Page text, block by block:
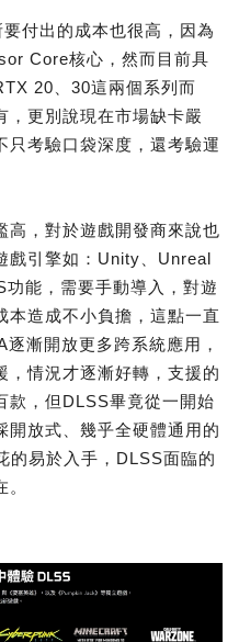
付出的成本也很高，因為
Core核心，然而目前具
20、30這兩個系列而
，更別說現在市場缺卡嚴
只考驗口袋深度，還考驗運
高，對於遊戲開發商來說也
戲引擎如：Unity、Unreal
能，需要手動導入，對遊
本造成不小負擔，這點一直
漸開放更多跨系統應用，
，情況才逐漸好轉，支援的
款，但DLSS畢竟從一開始
開放式、幾乎全硬體通用的
的易於入手，DLSS面臨的